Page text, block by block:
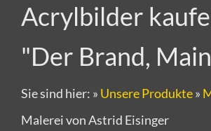
Acrylbilder
"Der Brand,
Sie sind hier: » Unsere Produkte»
Malerei von Astrid Eisinger